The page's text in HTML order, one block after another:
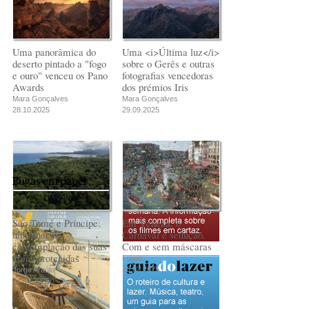
Uma panorâmica do
deserto pintado a "fogo
e ouro" venceu os Pano
Awards
Mara Gonçalves
28.10.2025
Uma <i>Última luz</i>
sobre o Gerês e outras
fotografias vencedoras
dos prémios Iris
Mara Gonçalves
29.09.2025
São Tomé e Príncipe:
um olhar de
contemplação das suas
áreas protegidas
Jorge Araújo
24.03.2025
Em Veneza, o
Carnaval é sedução.
Com e sem máscaras
Fugas
18.02.2025
Rui Barbosa Batista Rui Barbosa Batista
Fugas em papel